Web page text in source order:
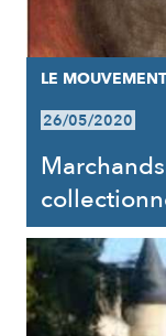
LE
26/05/2020